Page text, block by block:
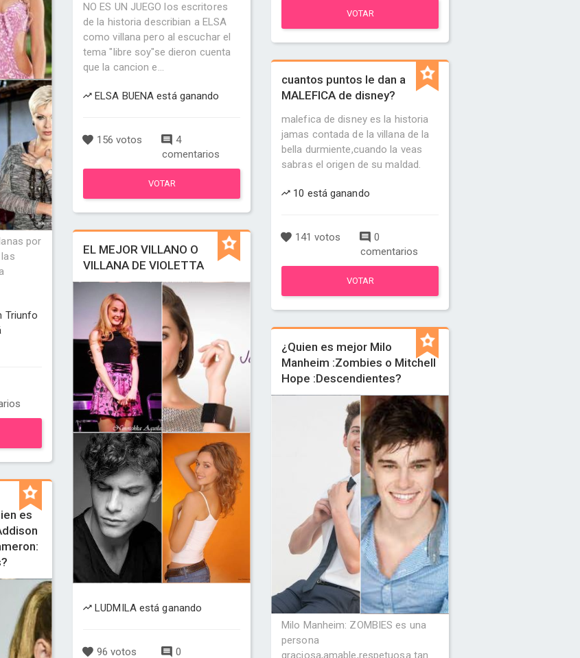
por
Triunfo
es
NO ES UN JUEGO los escritores
de la historia describian a ELSA
como villana pero al escuchar el
tema "libre soy"se dieron cuenta
que la cancion e...
ELSA BUENA está ganando
156 votos
4
comentarios
VOTAR
EL MEJOR VILLANO O
VILLANA DE VIOLETTA
LUDMILA está ganando
96 votos 0
VOTAR
cuantos puntos le dan a
MALEFICA de disney?
malefica de disney es la historia
jamas contada de la villana de la
bella durmiente,cuando la veas
sabras el origen de su maldad.
10 está ganando
141 votos
0
comentarios
VOTAR
¿Quien es mejor Milo
Manheim :Zombies o Mitchell
Hope :Descendientes?
Milo Manheim: ZOMBIES es una
persona
graciosa,amable,respetuosa tan